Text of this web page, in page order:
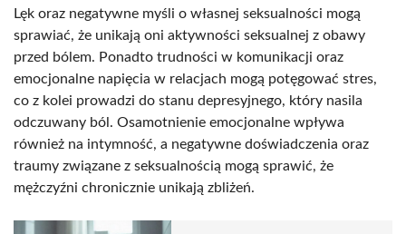
Lęk oraz negatywne myśli o własnej seksualności mogą
sprawiać, że unikają oni aktywności seksualnej z obawy
przed bólem. Ponadto trudności w komunikacji oraz
emocjonalne napięcia w relacjach mogą potęgować stres,
co z kolei prowadzi do stanu depresyjnego, który nasila
odczuwany ból. Osamotnienie emocjonalne wpływa
również na intymność, a negatywne doświadczenia oraz
traumy związane z seksualnością mogą sprawić, że
mężczyźni chronicznie unikają zbliżeń.